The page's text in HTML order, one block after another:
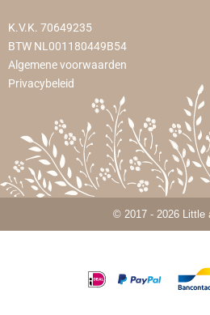
K.V.K. 70649235
BTW NL001180449B54
Algemene voorwaarden
Privacybeleid
© 2017 - 2026 Little